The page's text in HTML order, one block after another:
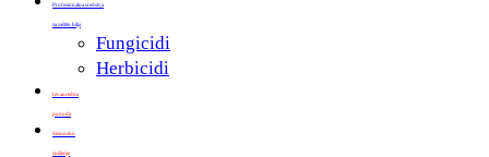
Profesionalna sredstva
za zaštitu bilja
Fungicidi
Herbicidi
Izvanredna
ponuda
Sezonsko
sniženje